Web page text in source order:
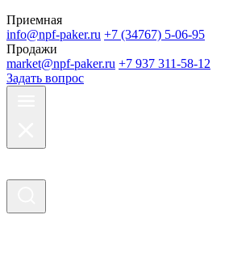
Приемная
info@npf-paker.ru +7 (34767) 5-06-95
Продажи
market@npf-paker.ru +7 937 311-58-12
Задать вопрос